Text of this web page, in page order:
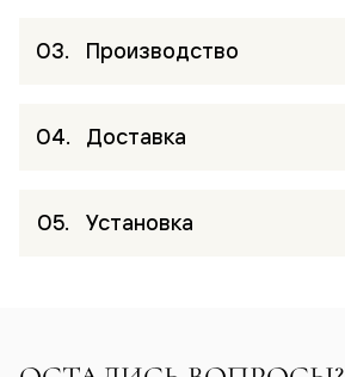
Производство
Доставка
Установка